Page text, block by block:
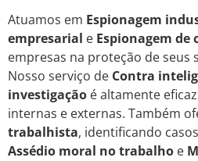
Atuamos em Espionagem
empresarial e Espionagem de
empresas na proteção de seus
Nosso serviço de Contra
investigação é altamente
internas e externas. Também
trabalhista, identificando
Assédio moral no trabalho e